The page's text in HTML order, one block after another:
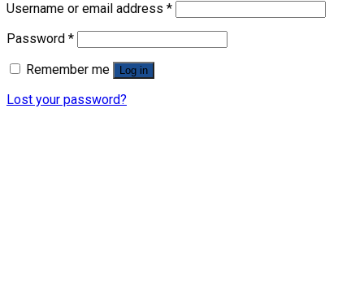
Username or email address *
Password *
Remember me
Log in
Lost your password?